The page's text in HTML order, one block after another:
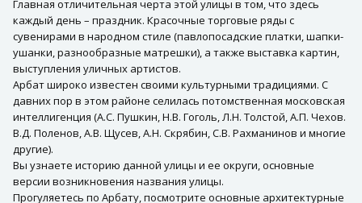
Главная отличительная черта этой улицы в том, что здесь
каждый день – праздник. Красочные торговые ряды с
сувенирами в народном стиле (павлопосадские платки, шапки-
ушанки, разнообразные матрешки), а также выставка картин,
выступления уличных артистов.
Арбат широко известен своими культурными традициями. С
давних пор в этом районе селилась потомственная московская
интеллигенция (А.С. Пушкин, Н.В. Гоголь, Л.Н. Толстой, А.П. Чехов.
В.Д. Поленов, А.В. Щусев, А.Н. Скрябин, С.В. Рахманинов и многие
другие).
Вы узнаете историю данной улицы и ее округи, основные
версии возникновения названия улицы.
Прогуляетесь по Арбату, посмотрите основные архитектурные